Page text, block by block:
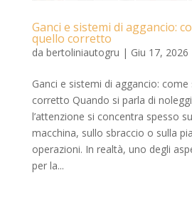
Ganci e sistemi di aggancio:
quello corretto
da bertoliniautogru | Giu 17, 2026
Ganci e sistemi di aggancio: come
corretto Quando si parla di
l’attenzione si concentra spesso
macchina, sullo sbraccio o sulla
operazioni. In realtà, uno degli
per la...